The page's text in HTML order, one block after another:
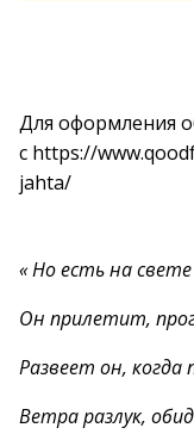
Для оформления
с https://
jahta/
« Но есть на
Он прилетит,
Развеет он, когда
Ветра разлук,